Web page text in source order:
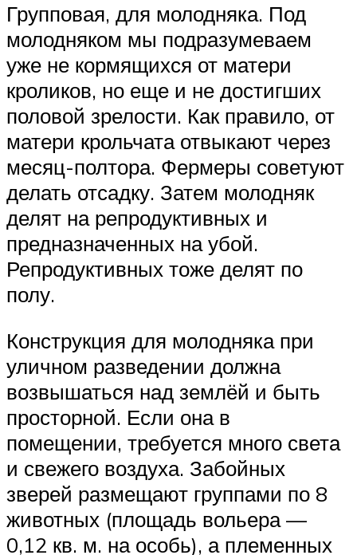
Групповая, для молодняка. Под
молодняком мы подразумеваем
уже не кормящихся от матери
кроликов, но еще и не достигших
половой зрелости. Как правило, от
матери крольчата отвыкают через
месяц-полтора. Фермеры советуют
делать отсадку. Затем молодняк
делят на репродуктивных и
предназначенных на убой.
Репродуктивных тоже делят по
полу.
Конструкция для молодняка при
уличном разведении должна
возвышаться над землёй и быть
просторной. Если она в
помещении, требуется много света
и свежего воздуха. Забойных
зверей размещают группами по 8
животных (площадь вольера —
0,12 кв. м. на особь), а племенных